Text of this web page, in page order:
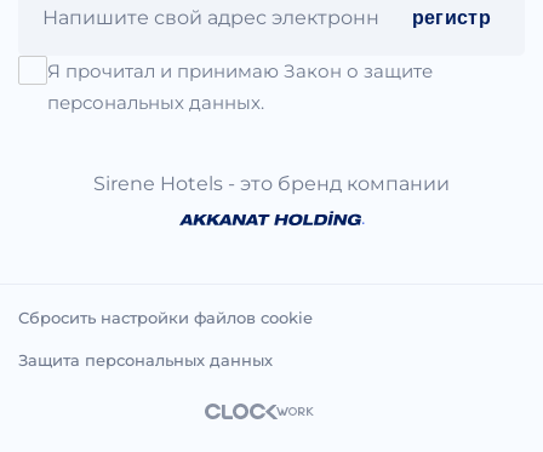
регистр
Я прочитал и принимаю Закон о защите
персональных данных.
Sirene Hotels - это бренд компании
.
Сбросить настройки файлов cookie
Защита персональных данных